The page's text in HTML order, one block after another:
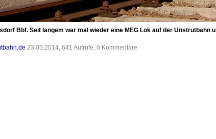
Bbf. Seit langem war mal wieder eine MEG Lok auf der
23.05.2014, 641 Aufrufe, 0 Kommentare